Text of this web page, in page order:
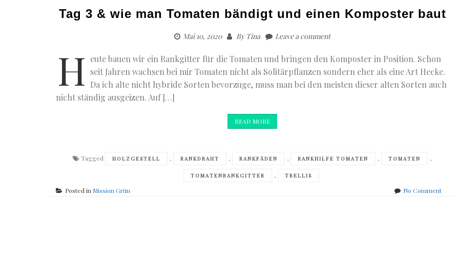
Tag 3 & wie man Tomaten bändigt und einen Komposter baut
Mai 10, 2020 ByTina Leave a comment
H eute bauen wir ein Rankgitter für die Tomaten und bringen den Komposter in Position. Schon
seit Jahren wachsen bei mir Tomaten nicht als Solitärpflanzen sondern eher als eine Art Hecke.
Da ich alte nicht hybride Sorten bevorzuge, muss man bei den meisten dieser alten Sorten auch
nicht ständig ausgeizen. Auf […]
READ MORE
Tagged HOLZGESTELL , RANKDRAHT , RANKFÄDEN , RANKHILFE TOMATEN , TOMATEN ,
TOMATENRANKGITTER , TRELLIS
Posted in Mission Grün No Commenton